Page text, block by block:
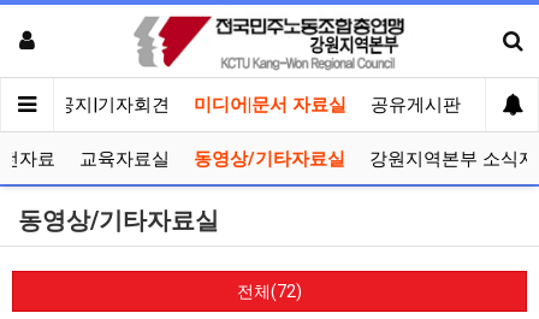
인 공지|기자회견 미디어|문서 자료실 공유게시판 선거
자료 교육자료실 동영상/기타자료실 강원지역본부 소식지
동영상/기타자료실
전체(72)